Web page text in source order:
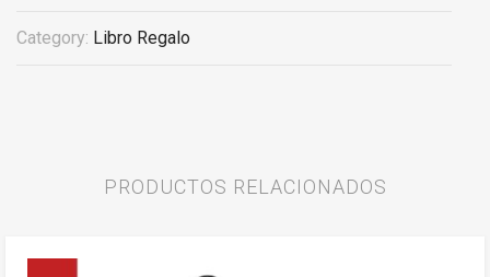
Category: Libro Regalo
PRODUCTOS RELACIONADOS